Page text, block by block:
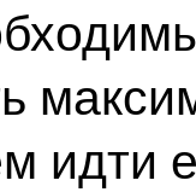
идти